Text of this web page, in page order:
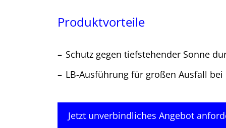
Produktvorteile
Schutz gegen tiefstehender Sonne
LB-Ausführung für großen Ausfall
Jetzt unverbindliches Angebot